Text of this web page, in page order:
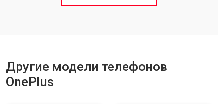
Ремонт цепи питания от 3200 ₽
Другие модели телефонов
OnePlus